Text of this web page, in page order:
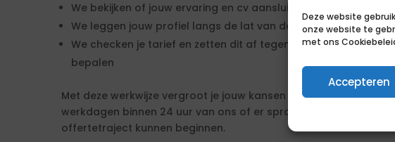
Deze website
onze website te
met ons
Accepteren
We bekijken of jouw ervaring en cv aansluiten bij de opdracht
We leggen jouw profiel langs de lat van de eisen van de
We checken je tarief en zetten dit af tegen de actuele markt
bepalen
Met deze werkwijze vergroot je jouw kansen op succesvolle
werkdagen binnen 24 uur van ons of er sprake is van een
offertetraject kunnen beginnen.